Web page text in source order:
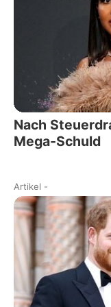
Nach
Mega-Schuld
Artikel -